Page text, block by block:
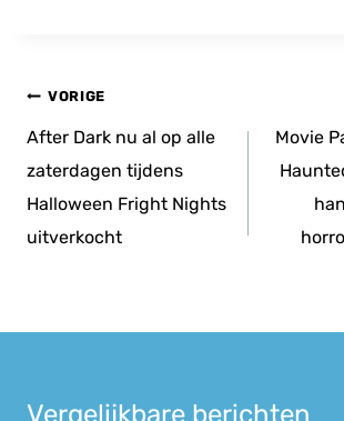
Bericht
navigatie
VORIGE
After Dark nu al op alle
zaterdagen tijdens
Halloween Fright Nights
uitverkocht
Movie
Vergelijkbare berichten